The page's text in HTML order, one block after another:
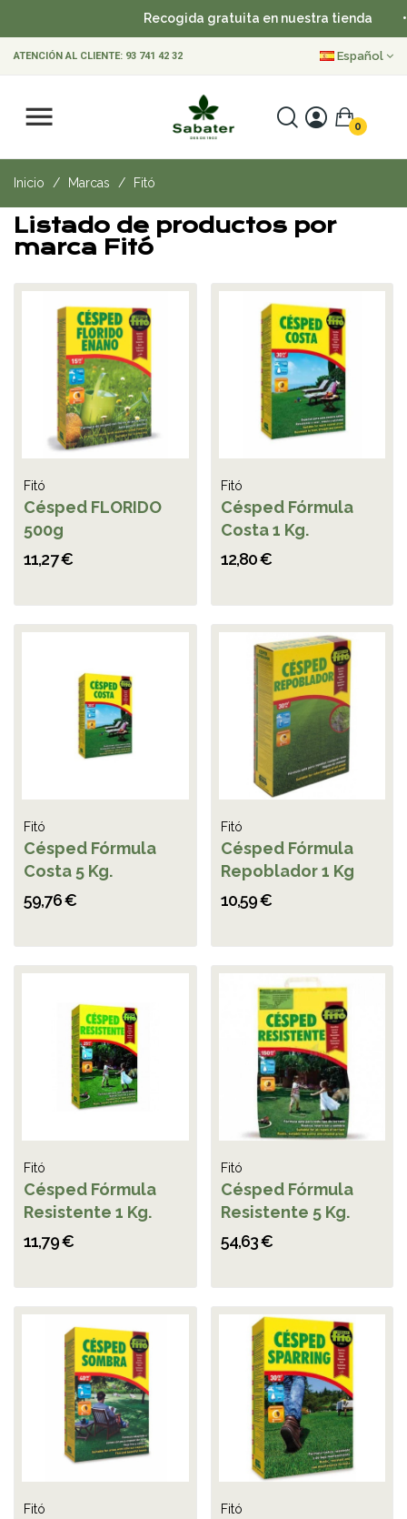
Recogida gratuita en nuestra tienda
ATENCIÓN AL CLIENTE: 93 741 42 32 Español
0
Inicio Marcas Fitó
Listado de productos por
marca Fitó
Fitó
Césped FLORIDO
500g
11,27 €
Fitó
Césped Fórmula
Costa 1 Kg.
12,80 €
Fitó
Césped Fórmula
Costa 5 Kg.
59,76 €
Fitó
Césped Fórmula
Repoblador 1 Kg
10,59 €
Fitó
Césped Fórmula
Resistente 1 Kg.
11,79 €
Fitó
Césped Fórmula
Resistente 5 Kg.
54,63 €
Fitó Fitó